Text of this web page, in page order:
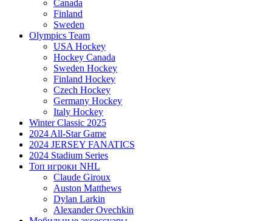
Canada
Finland
Sweden
Olympics Team
USA Hockey
Hockey Canada
Sweden Hockey
Finland Hockey
Czech Hockey
Germany Hockey
Italy Hockey
Winter Classic 2025
2024 All-Star Game
2024 JERSEY FANATICS
2024 Stadium Series
Топ игроки NHL
Claude Giroux
Auston Matthews
Dylan Larkin
Alexander Ovechkin